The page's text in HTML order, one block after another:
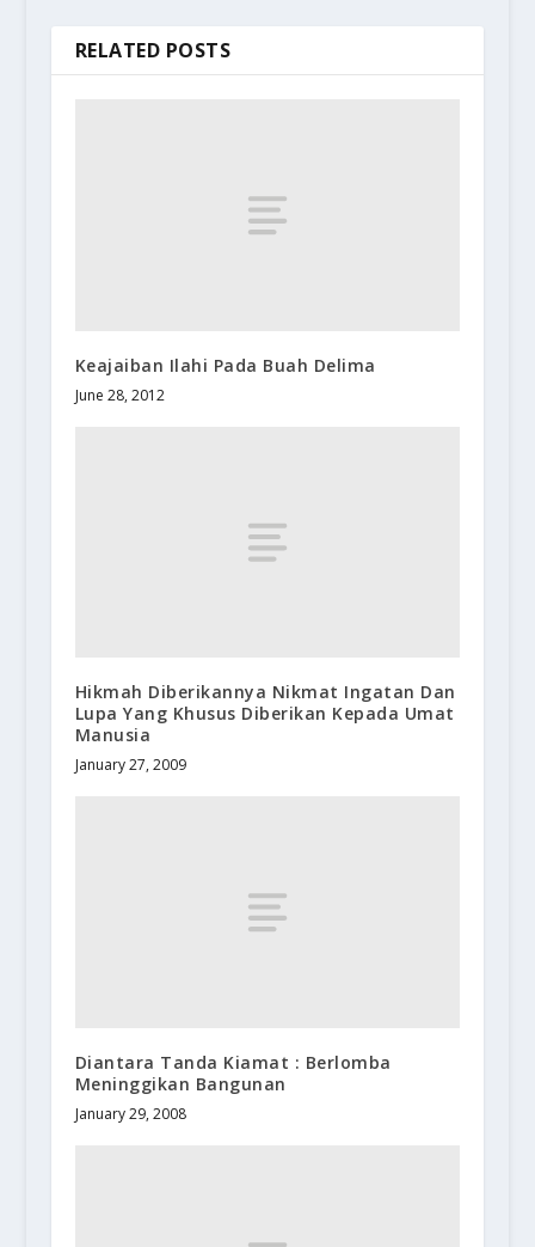
RELATED POSTS
Keajaiban Ilahi Pada Buah Delima
June 28, 2012
Hikmah Diberikannya Nikmat Ingatan Dan
Lupa Yang Khusus Diberikan Kepada Umat
Manusia
January 27, 2009
Diantara Tanda Kiamat : Berlomba
Meninggikan Bangunan
January 29, 2008